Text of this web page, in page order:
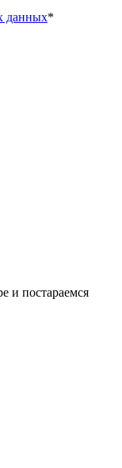
данных*
и постараемся